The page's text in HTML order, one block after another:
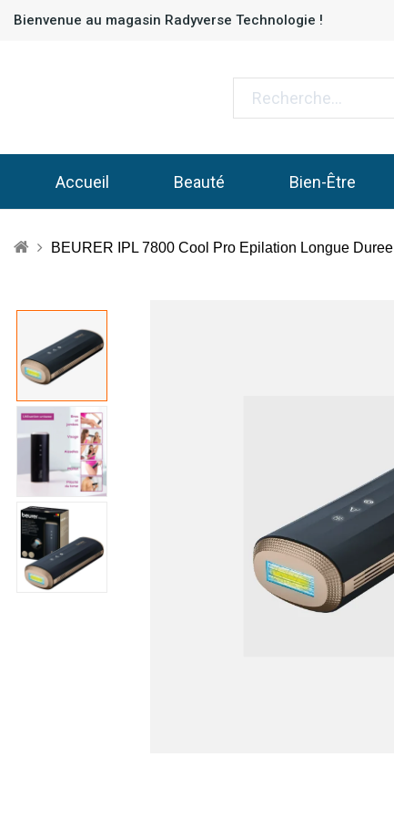
Bienvenue au magasin Radyverse Technologie !
Accueil Beauté Bien-Être
BEURER IPL 7800 Cool Pro Epilation Longue Duree